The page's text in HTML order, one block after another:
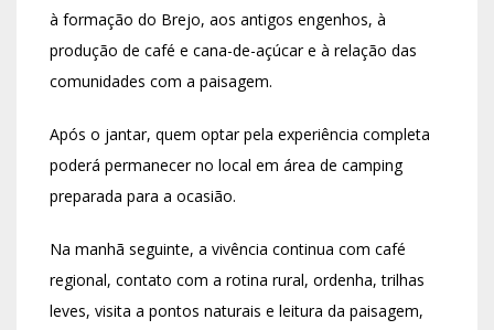
à formação do Brejo, aos antigos engenhos, à
produção de café e cana-de-açúcar e à relação das
comunidades com a paisagem.
Após o jantar, quem optar pela experiência completa
poderá permanecer no local em área de camping
preparada para a ocasião.
Na manhã seguinte, a vivência continua com café
regional, contato com a rotina rural, ordenha, trilhas
leves, visita a pontos naturais e leitura da paisagem,